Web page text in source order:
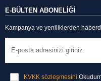
E-BÜLTEN ABONELİĞİ
Kampanya ve yeniliklerden
KVKK sözleşmesini